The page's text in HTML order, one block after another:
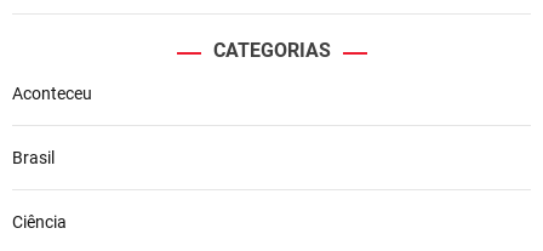
CATEGORIAS
Aconteceu
Brasil
Ciência